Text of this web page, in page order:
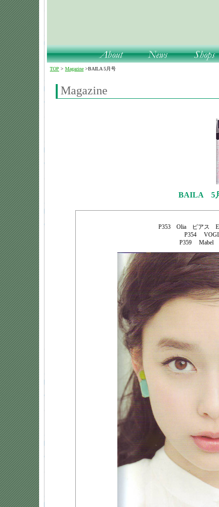
TOP > Magazine >BAILA 5月号
Magazine
BAILA 5
P353 Olia ピアス
P354
P359 Mabel